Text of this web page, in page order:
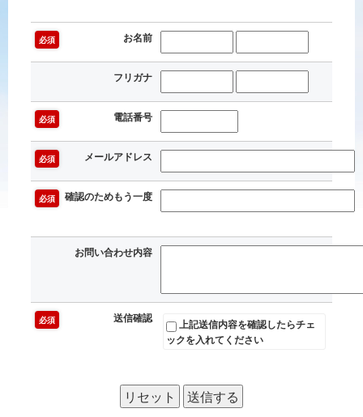
必須 お名前
フリガナ
必須 電話番号
必須 メールアドレス
必須 確認のためもう一度
お問い合わせ内容
必須 送信確認
上記送信内容を確認したらチェ
ックを入れてください
リセット 送信する